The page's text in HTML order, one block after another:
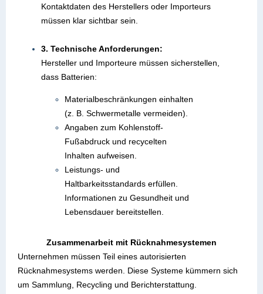
Kontaktdaten des Herstellers oder Importeurs
müssen klar sichtbar sein.
3. Technische Anforderungen:
Hersteller und Importeure müssen sicherstellen,
dass Batterien:
Materialbeschränkungen einhalten
(z. B. Schwermetalle vermeiden).
Angaben zum Kohlenstoff-
Fußabdruck und recycelten
Inhalten aufweisen.
Leistungs- und
Haltbarkeitsstandards erfüllen.
Informationen zu Gesundheit und
Lebensdauer bereitstellen.
Zusammenarbeit mit Rücknahmesystemen
Unternehmen müssen Teil eines autorisierten
Rücknahmesystems werden. Diese Systeme kümmern sich
um Sammlung, Recycling und Berichterstattung.